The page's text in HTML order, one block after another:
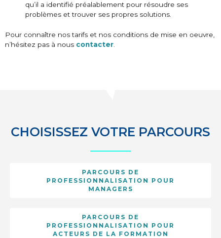
qu’il a identifié préalablement pour résoudre ses
problèmes et trouver ses propres solutions.
Pour connaître nos tarifs et nos conditions de mise en oeuvre,
n’hésitez pas à nous contacter
CHOISISSEZ VOTRE PARCOURS
PARCOURS DE
PROFESSIONNALISATION POUR
MANAGERS
PARCOURS DE
PROFESSIONNALISATION POUR
ACTEURS DE LA FORMATION